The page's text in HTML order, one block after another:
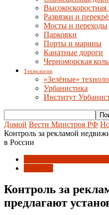
Высокоскоростная
Развязки и
Мосты и переходы
Парковки
Порты и марины
Канатные дороги
Черноморская
Технологии
«Зелёные»
Урбанистика
Институт
Домой Вести Минстроя РФ
Контроль за рекламой
в России
Контроль за
предлагают